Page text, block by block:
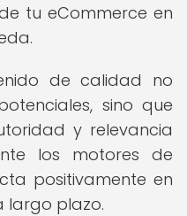
tu eCommerce en
de calidad no
sino que
y relevancia
los motores de
positivamente en
largo plazo.